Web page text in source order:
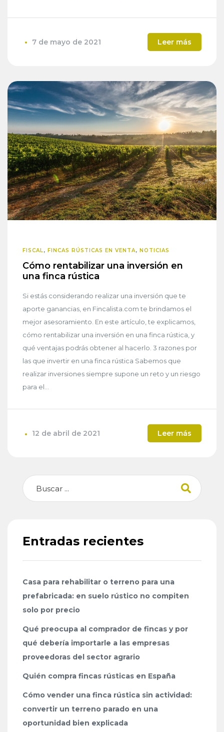
7 de mayo de 2021 Leer más
FISCAL, FINCAS RÚSTICAS EN VENTA, NOTICIAS
Cómo rentabilizar una inversión en
una finca rústica
Si estás considerando realizar una inversión que te
aporte ganancias, en Fincalista.com te brindamos el
mejor asesoramiento. En este artículo, te explicamos,
cómo rentabilizar una inversión en una finca rústica, y
qué ventajas podrás obtener al hacerlo. 3 razones por
las que invertir en una finca rústica Sabemos que
realizar inversiones siempre supone un reto y un riesgo
para el...
12 de abril de 2021 Leer más
Buscar
Entradas recientes
Casa para rehabilitar o terreno para una
prefabricada: en suelo rústico no compiten
solo por precio
Qué preocupa al comprador de fincas y por
qué debería importarle a las empresas
proveedoras del sector agrario
Quién compra fincas rústicas en España
Cómo vender una finca rústica sin actividad:
convertir un terreno parado en una
oportunidad bien explicada